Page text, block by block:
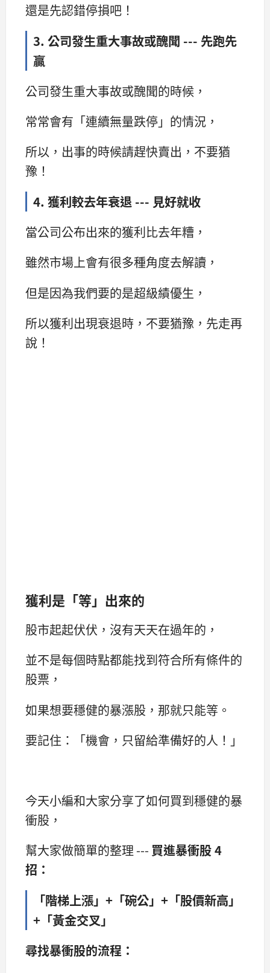
還是先認錯停損吧！
3. 公司發生重大事故或醜聞 --- 先跑先
贏
公司發生重大事故或醜聞的時候，
常常會有「連續無量跌停」的情況，
所以，出事的時候請趕快賣出，不要猶
豫！
4. 獲利較去年衰退 --- 見好就收
當公司公布出來的獲利比去年糟，
雖然市場上會有很多種角度去解讀，
但是因為我們要的是超級績優生，
所以獲利出現衰退時，不要猶豫，先走再
說！
獲利是「等」出來的
股市起起伏伏，沒有天天在過年的，
並不是每個時點都能找到符合所有條件的
股票，
如果想要穩健的暴漲股，那就只能等。
要記住：「機會，只留給準備好的人！」
今天小編和大家分享了如何買到穩健的暴
衝股，
幫大家做簡單的整理 --- 買進暴衝股 4
招：
「階梯上漲」+「碗公」+「股價新高」
+「黃金交叉」
尋找暴衝股的流程：